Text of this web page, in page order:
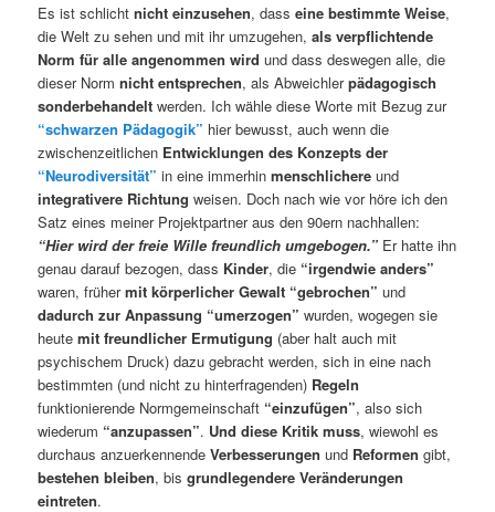
Es ist schlichtnicht einzusehen, dasseine bestimmte Weise,
die Welt zu sehen und mit ihr umzugehen,als verpflichtende
Norm für alle angenommen wird und dass deswegen alle, die
dieser Normnicht entsprechen, als Abweichlerpädagogisch
sonderbehandelt werden. Ich wähle diese Worte mit Bezug zur
“schwarzen Pädagogik” hier bewusst, auch wenn die
zwischenzeitlichen Entwicklungen des Konzepts der
“Neurodiversität” in eine immerhinmenschlichere und
integrativere Richtung weisen. Doch nach wie vor höre ich den
Satz eines meiner Projektpartner aus den 90ern nachhallen:
“Hier wird der freie Wille freundlich umgebogen.” Er hatte ihn
genau darauf bezogen, dass Kinder, die “irgendwie anders”
waren, frühermit körperlicher Gewalt “gebrochen” und
dadurch zur Anpassung “umerzogen” wurden, wogegen sie
heutemit freundlicher Ermutigung (aber halt auch mit
psychischem Druck) dazu gebracht werden, sich in eine nach
bestimmten (und nicht zu hinterfragenden) Regeln
funktionierende Normgemeinschaft “einzufügen”, also sich
wiederum “anzupassen”. Und diese Kritik muss, wiewohl es
durchaus anzuerkennendeVerbesserungen und Reformen gibt,
bestehen bleiben, bisgrundlegendere Veränderungen
eintreten.